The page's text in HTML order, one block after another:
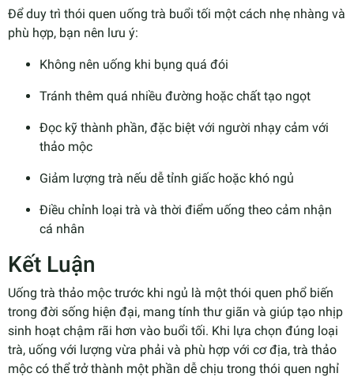
Để duy trì thói quen uống trà buổi tối một cách nhẹ nhàng và
phù hợp, bạn nên lưu ý:
Không nên uống khi bụng quá đói
Tránh thêm quá nhiều đường hoặc chất tạo ngọt
Đọc kỹ thành phần, đặc biệt với người nhạy cảm với
thảo mộc
Giảm lượng trà nếu dễ tỉnh giấc hoặc khó ngủ
Điều chỉnh loại trà và thời điểm uống theo cảm nhận
cá nhân
Kết Luận
Uống trà thảo mộc trước khi ngủ là một thói quen phổ biến
trong đời sống hiện đại, mang tính thư giãn và giúp tạo nhịp
sinh hoạt chậm rãi hơn vào buổi tối. Khi lựa chọn đúng loại
trà, uống với lượng vừa phải và phù hợp với cơ địa, trà thảo
mộc có thể trở thành một phần dễ chịu trong thói quen nghỉ